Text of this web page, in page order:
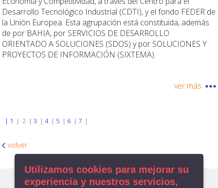
Desarrollo Tecnológico Industrial (CDTI), y el fondo FEDER de
la Unión Europea. Esta agrupación está constituida, además
de por BAHIA, por SERVICIOS DE DESARROLLO
ORIENTADO A SOLUCIONES (SDOS) y por SOLUCIONES Y
PROYECTOS DE INFORMACIÓN (SIXTEMA).
ver más
| 1 |2 |3 |4| 5 | 6 | 7 |
volver
Utilizamos cookies para mejorar su
experiencia y nuestros servicios,